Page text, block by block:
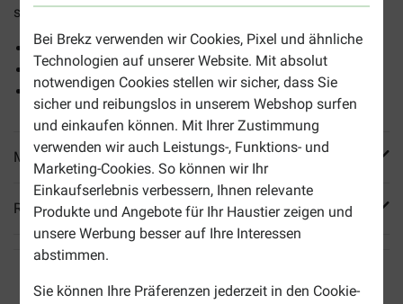
Bei Brekz verwenden wir Cookies, Pixel und ähnliche
Technologien auf unserer Website. Mit absolut
notwendigen Cookies stellen wir sicher, dass Sie
sicher und reibungslos in unserem Webshop surfen
und einkaufen können. Mit Ihrer Zustimmung
verwenden wir auch Leistungs-, Funktions- und
Marketing-Cookies. So können wir Ihr
Einkaufserlebnis verbessern, Ihnen relevante
Produkte und Angebote für Ihr Haustier zeigen und
unsere Werbung besser auf Ihre Interessen
abstimmen.
Sie können Ihre Präferenzen jederzeit in den Cookie-
schmutz- und feuchtigkeitsabsorbierende Matte.
Mit Mikrofasern
Weich und komfortabel
Waschbar bei 30 Grad
Mehr Produktinfos
Reviews